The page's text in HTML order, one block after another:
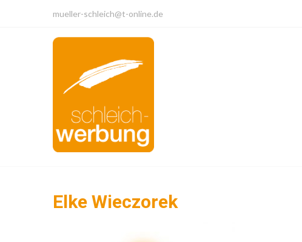
mueller-schleich@t-online.de
Elke Wieczorek